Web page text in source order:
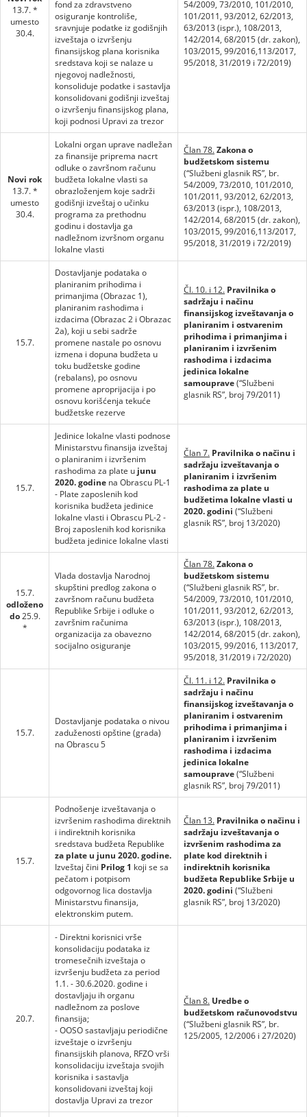
13.7. *
umesto
30.4.
fond za zdravstveno
osiguranje kontroliše,
sravnjuje podatke iz godišnjih
izveštaja o izvršenju
finansijskog plana korisnika
sredstava koji se nalaze u
njegovoj nadležnosti,
konsoliduje podatke i sastavlja
konsolidovani godišnji izveštaj
o izvršenju finansijskog plana,
koji podnosi Upravi za trezor
54/2009, 73/2010, 101/2010,
101/2011, 93/2012, 62/2013,
63/2013 (ispr.), 108/2013,
142/2014, 68/2015 (dr. zakon),
103/2015, 99/2016,113/2017,
95/2018, 31/2019 i 72/2019)
Novi rok
13.7. *
umesto
30.4.
Lokalni organ uprave nadležan
za finansije priprema nacrt
odluke o završnom računu
budžeta lokalne vlasti sa
obrazloženjem koje sadrži
godišnji izveštaj o učinku
programa za prethodnu
godinu i dostavlja ga
nadležnom izvršnom organu
lokalne vlasti
Član 78.Zakona o
budžetskom sistemu
(“Službeni glasnik RS”, br.
54/2009, 73/2010, 101/2010,
101/2011, 93/2012, 62/2013,
63/2013 (ispr.), 108/2013,
142/2014, 68/2015 (dr. zakon),
103/2015, 99/2016,113/2017,
95/2018, 31/2019 i 72/2019)
15.7.
Dostavljanje podataka o
planiranim prihodima i
primanjima (Obrazac 1),
planiranim rashodima i
izdacima (Obrazac 2 i Obrazac
2a), koji u sebi sadrže
promene nastale po osnovu
izmena i dopuna budžeta u
toku budžetske godine
(rebalans), po osnovu
promene aproprijacija i po
osnovu korišćenja tekuće
budžetske rezerve
Čl. 10. i 12. Pravilnika o
sadržaju i načinu
finansijskog izveštavanja o
planiranim i ostvarenim
prihodima i primanjima i
planiranim i izvršenim
rashodima i izdacima
jedinica lokalne
samouprave(“Službeni
glasnik RS”, broj 79/2011)
15.7.
Jedinice lokalne vlasti podnose
Ministarstvu finansija izveštaj
o planiranim i izvršenim
rashodima za plate u junu
2020. godine na Obrascu PL-1
- Plate zaposlenih kod
korisnika budžeta jedinice
lokalne vlasti i Obrascu PL-2 -
Broj zaposlenih kod korisnika
budžeta jedinice lokalne vlasti
Član 7. Pravilnika o načinu i
sadržaju izveštavanja o
planiranim i izvršenim
rashodima za plate u
budžetima lokalne vlasti u
2020. godini (“Službeni
glasnik RS”, broj 13/2020)
15.7.
odloženo
do25.9.
*
Vlada dostavlja Narodnoj
skupštini predlog zakona o
završnom računu budžeta
Republike Srbije i odluke o
završnim računima
organizacija za obavezno
socijalno osiguranje
Član 78.Zakona o
budžetskom sistemu
(“Službeni glasnik RS”, br.
54/2009, 73/2010, 101/2010,
101/2011, 93/2012, 62/2013,
63/2013 (ispr.), 108/2013,
142/2014, 68/2015 (dr. zakon),
103/2015, 99/2016, 113/2017,
95/2018, 31/2019 i 72/2020)
15.7.
Dostavljanje podataka o nivou
zaduženosti opštine (grada)
na Obrascu 5
Čl. 11. i 12. Pravilnika o
sadržaju i načinu
finansijskog izveštavanja o
planiranim i ostvarenim
prihodima i primanjima i
planiranim i izvršenim
rashodima i izdacima
jedinica lokalne
samouprave(“Službeni
glasnik RS”, broj 79/2011)
15.7.
Podnošenje izveštavanja o
izvršenim rashodima direktnih
i indirektnih korisnika
sredstava budžeta Republike
za plate u junu 2020. godine.
Izveštaj čini Prilog 1 koji se sa
pečatom i potpisom
odgovornog lica dostavlja
Ministarstvu finansija,
elektronskim putem.
Član 13. Pravilnika o načinu i
sadržaju izveštavanja o
izvršenim rashodima za
plate kod direktnih i
indirektnih korisnika
budžeta Republike Srbije u
2020. godini (“Službeni
glasnik RS”, broj 13/2020)
20.7.
- Direktni korisnici vrše
konsolidaciju podataka iz
tromesečnih izveštaja o
izvršenju budžeta za period
1.1. - 30.6.2020. godine i
dostavljaju ih organu
nadležnom za poslove
finansija;
- OOSO sastavljaju periodične
izveštaje o izvršenju
finansijskih planova, RFZO vrši
konsolidaciju izveštaja svojih
korisnika i sastavlja
konsolidovani izveštaj koji
dostavlja Upravi za trezor
Član 8. Uredbe o
budžetskom računovodstvu
(“Službeni glasnik RS”, br.
125/2005, 12/2006 i 27/2020)